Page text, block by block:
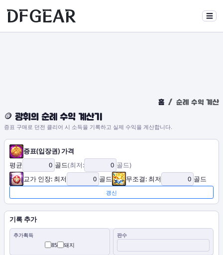
DFGEAR ☰
홈 순례 수익 계산
🪙 광휘의 순례 수익 계산기
증표 구매로 던전 클리어 시 소득을 기록하고 실제 수익을 계산합니다.
증표(입장권) 가격
평균
골드(최저: 골드)
교가 인장: 최저
골드 무조결: 최저 골드
갱신
기록 추가
85 돼지